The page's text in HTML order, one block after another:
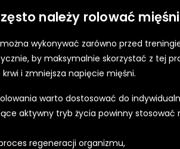
należy rolować
wykonywać zarówno przed
by maksymalnie skorzystać z tej
i zmniejsza napięcie mięśni.
warto dostosować do
aktywny tryb życia powinny
regeneracji organizmu,